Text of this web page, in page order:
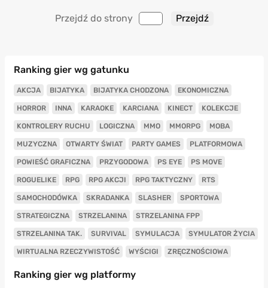
Przejdź do strony
Ranking gier wg gatunku
AKCJA BIJATYKA BIJATYKA CHODZONA EKONOMICZNA
HORROR INNA KARAOKE KARCIANA KINECT KOLEKCJE
KONTROLERY RUCHU LOGICZNA MMO MMORPG MOBA
MUZYCZNA OTWARTY ŚWIAT PARTY GAMES PLATFORMOWA
POWIEŚĆ GRAFICZNA PRZYGODOWA PS EYE PS MOVE
ROGUELIKE RPG RPG AKCJI RPG TAKTYCZNY RTS
SAMOCHODÓWKA SKRADANKA SLASHER SPORTOWA
STRATEGICZNA STRZELANINA STRZELANINA FPP
STRZELANINA TAK. SURVIVAL SYMULACJA SYMULATOR ŻYCIA
WIRTUALNA RZECZYWISTOŚĆ WYŚCIGI ZRĘCZNOŚCIOWA
Ranking gier wg platformy